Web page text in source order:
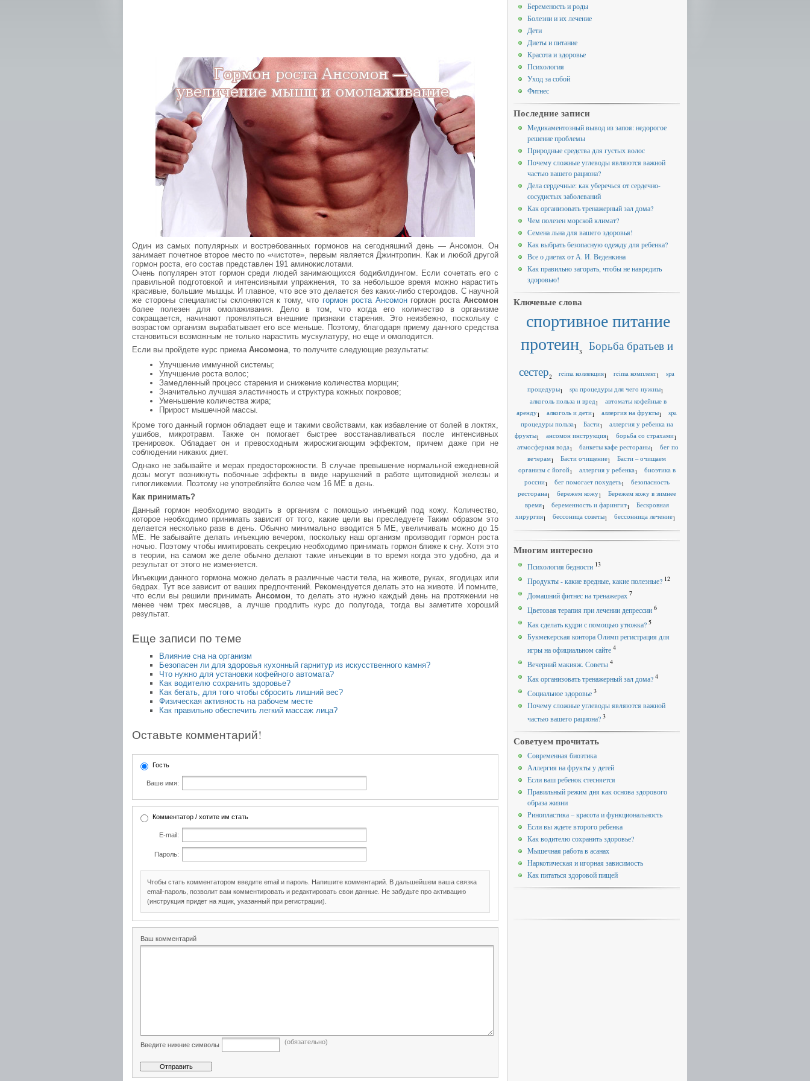
Один из самых популярных и востребованных гормонов на сегодняшний день — Ансомон. Он
занимает почетное второе место по «чистоте», первым является Джинтропин. Как и любой другой
гормон роста, его состав представлен 191 аминокислотами.
Очень популярен этот гормон среди людей занимающихся бодибилдингом. Если сочетать его с
правильной подготовкой и интенсивными упражнения, то за небольшое время можно нарастить
красивые, большие мышцы. И главное, что все это делается без каких-либо стероидов. С научной
же стороны специалисты склоняются к тому, что гормон роста Ансомонгормон ростаАнсомон
более полезен для омолаживания. Дело в том, что когда его количество в организме
сокращается, начинают проявляться внешние признаки старения. Это неизбежно, поскольку с
возрастом организм вырабатывает его все меньше. Поэтому, благодаря приему данного средства
становиться возможным не только нарастить мускулатуру, но еще и омолодится.
Если вы пройдете курс приема Ансомона, то получите следующие результаты:
Улучшение иммунной системы;
Улучшение роста волос;
Замедленный процесс старения и снижение количества морщин;
Значительно лучшая эластичность и структура кожных покровов;
Уменьшение количества жира;
Прирост мышечной массы.
Кроме того данный гормон обладает еще и такими свойствами, как избавление от болей в локтях,
ушибов, микротравм. Также он помогает быстрее восстанавливаться после интенсивных
тренировок. Обладает он и превосходным жиросжигающим эффектом, причем даже при не
соблюдении никаких диет.
Однако не забывайте и мерах предосторожности. В случае превышение нормальной ежедневной
дозы могут возникнуть побочные эффекты в виде нарушений в работе щитовидной железы и
гипогликемии. Поэтому не употребляйте более чем 16 МЕ в день.
Как принимать?
Данный гормон необходимо вводить в организм с помощью инъекций под кожу. Количество,
которое необходимо принимать зависит от того, какие цели вы преследуете Таким образом это
делается несколько разв в день. Обычно минимально вводится 5 МЕ, увеличивать можно до 15
МЕ. Не забывайте делать инъекцию вечером, поскольку наш организм производит гормон роста
ночью. Поэтому чтобы имитировать секрецию необходимо принимать гормон ближе к сну. Хотя это
в теории, на самом же деле обычно делают такие инъекции в то время когда это удобно, да и
результат от этого не изменяется.
Инъекции данного гормона можно делать в различные части тела, на животе, руках, ягодицах или
бедрах. Тут все зависит от ваших предпочтений. Рекомендуется делать это на животе. И помните,
что если вы решили принимать Ансомон, то делать это нужно каждый день на протяжении не
менее чем трех месяцев, а лучше продлить курс до полугода, тогда вы заметите хороший
результат.
Еще записи по теме
Влияние сна на организм
Безопасен ли для здоровья кухонный гарнитур из искусственного камня?
Что нужно для установки кофейного автомата?
Как водителю сохранить здоровье?
Как бегать, для того чтобы сбросить лишний вес?
Физическая активность на рабочем месте
Как правильно обеспечить легкий массаж лица?
Оставьте комментарий!
Гость
Ваше имя:
Комментатор / хотите им стать
E-mail:
Пароль:
Чтобы стать комментатором введите email и пароль. Напишите комментарий. В дальшейшем ваша связка
email-пароль, позволит вам комментировать и редактировать свои данные. Не забудьте про активацию
(инструкция придет на ящик, указанный при регистрации).
Ваш комментарий
Введите нижние символы (обязательно)
Беременость и роды
Болезни и их лечение
Дети
Диеты и питание
Красота и здоровье
Психология
Уход за собой
Фитнес
Последние записи
Медикаментозный вывод из запоя: недорогое
решение проблемы
Природные средства для густых волос
Почему сложные углеводы являются важной
частью вашего рациона?
Дела сердечные: как уберечься от сердечно-
сосудистых заболеваний
Как организовать тренажерный зал дома?
Чем полезен морской климат?
Семена льна для вашего здоровья!
Как выбрать безопасную одежду для ребенка?
Все о диетах от А. И. Веденкина
Как правильно загорать, чтобы не навредить
здоровью!
Ключевые слова
спортивное питание
протеин3
Борьба братьев и
сестер2 reima коллекция1 reima комплект1
spa
процедуры1 spa процедуры для чего нужны1
алкоголь польза и вред1
автоматы кофейные в
аренду1 алкоголь и дети1 аллергия на фрукты1
spa
процедуры польза1 Басти1
аллергия у ребенка на
фрукты1 ансомон инструкция1 борьба со страхами1
атмосферная вода1 банкеты кафе рестораны1
бег по
вечерам1 Басти очищение1
Басти – очищаем
организм с йогой1 аллергия у ребенка1
биоэтика в
россии1 бег помогает похудеть1
безопасность
ресторана1 бережем кожу1
Бережем кожу в зимнее
время1 беременность и фарингит1
Бескровная
хирургия1 бессоница советы1 бессонница лечение1
Многим интересно
Психология бедности 13
Продукты - какие вредные, какие полезные? 12
Домашний фитнес на тренажерах 7
Цветовая терапия при лечении депрессии 6
Как сделать кудри с помощью утюжка? 5
Букмекерская контора Олимп регистрация для
игры на официальном сайте 4
Вечерний макияж. Советы 4
Как организовать тренажерный зал дома? 4
Социальное здоровье 3
Почему сложные углеводы являются важной
частью вашего рациона? 3
Советуем прочитать
Современная биоэтика
Аллергия на фрукты у детей
Если ваш ребенок стесняется
Правильный режим дня как основа здорового
образа жизни
Ринопластика – красота и функциональность
Если вы ждете второго ребенка
Как водителю сохранить здоровье?
Мышечная работа в асанах
Наркотическая и игорная зависимость
Как питаться здоровой пищей